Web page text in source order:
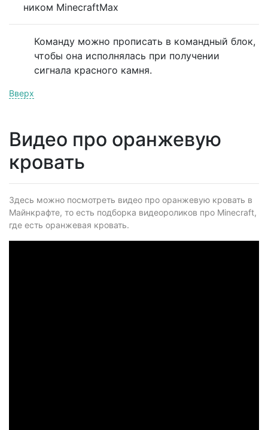
ником MinecraftMax
Команду можно прописать в командный блок,
чтобы она исполнялась при получении
сигнала красного камня.
Вверх
Видео про оранжевую
кровать
Здесь можно посмотреть видео про оранжевую кровать в
Майнкрафте, то есть подборка видеороликов про Minecraft,
где есть оранжевая кровать.